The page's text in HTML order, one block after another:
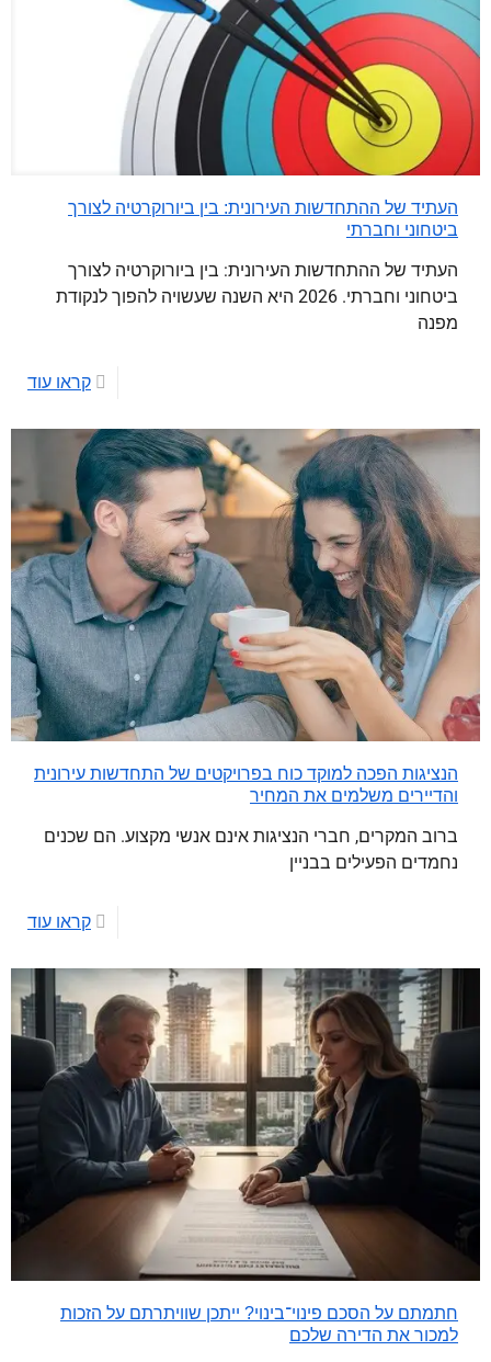
העתיד של ההתחדשות העירונית: בין ביורוקרטיה לצורך
ביטחוני וחברתי
העתיד של ההתחדשות העירונית: בין ביורוקרטיה לצורך
ביטחוני וחברתי. 2026 היא השנה שעשויה להפוך לנקודת
מפנה
קראו עוד
הנציגות הפכה למוקד כוח בפרויקטים של התחדשות עירונית
והדיירים משלמים את המחיר
ברוב המקרים, חברי הנציגות אינם אנשי מקצוע. הם שכנים
נחמדים הפעילים בבניין
קראו עוד
חתמתם על הסכם פינוי־בינוי? ייתכן שוויתרתם על הזכות
למכור את הדירה שלכם